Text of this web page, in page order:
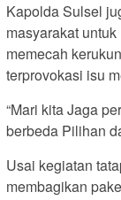
Kapolda Sulsel
masyarakat
memecah
terprovokasi isu
“Mari kita Jaga
berbeda Pilihan
Usai kegiatan
membagikan